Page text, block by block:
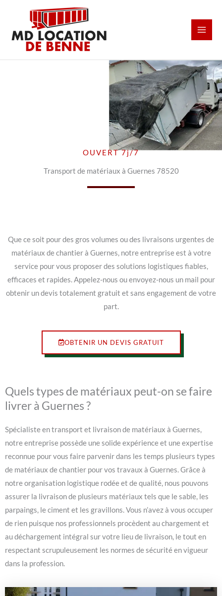
contenu
OUVERT 7j/7
Transport de matériaux à Guernes 78520
Que ce soit pour des gros volumes ou des livraisons urgentes de
matériaux de chantier à Guernes, notre entreprise est à votre
service pour vous proposer des solutions logistiques fiables,
efficaces et rapides. Appelez-nous ou envoyez-nous un mail pour
obtenir un devis totalement gratuit et sans engagement de votre
part.
OBTENIR UN DEVIS GRATUIT
Quels types de matériaux peut-on se faire
livrer à Guernes ?
Spécialiste en transport et livraison de matériaux à Guernes,
notre entreprise possède une solide expérience et une expertise
reconnue pour vous faire parvenir dans les temps plusieurs types
de matériaux de chantier pour vos travaux à Guernes. Grâce à
notre organisation logistique rodée et de qualité, nous pouvons
assurer la livraison de plusieurs matériaux tels que le sable, les
parpaings, le ciment et les gravillons. Vous n’avez à vous occuper
de rien puisque nos professionnels procèdent au chargement et
au déchargement intégral sur votre lieu de livraison, le tout en
respectant scrupuleusement les normes de sécurité en vigueur
dans la profession.